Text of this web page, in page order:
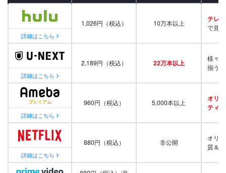
詳細はこちら
1,026円（税込） 10万本以上 テレビ
で見
詳細はこちら
2,189円（税込） 22万本以上
様々
揃う
詳細はこちら
960円（税込） 5,000本以上
オリ
ティ
詳細はこちら
880円（税込） 非公開
オリ
質＆